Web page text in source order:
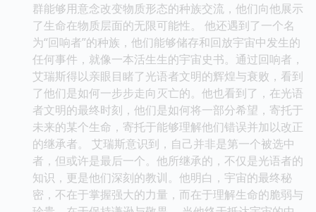
群能够用意念改变物质形态的种族交流，他们向他展示
了生命在物质层面的无限可能性。 他还遇到了一个名
为“回响者”的种族，他们能够储存和回放宇宙中发生的
任何事件，就像一本活生生的宇宙史书。通过回响者，
艾瑞斯得以亲眼目睹了光语者文明的辉煌与衰败，看到
了他们是如何一步步走向灭亡的。他也看到了，在光语
者文明的最终时刻，他们是如何将一部分希望，寄托于
未来的某个生命，寄托于能够理解他们错误并加以改正
的继承者。 艾瑞斯意识到，自己并非是第一个被选中
者，但或许是最后一个。他所继承的，不仅是光语者的
知识，更是他们深刻的教训。他明白，宇宙的最终秘
密，不在于掌握强大的力量，而在于理解生命的脆弱与